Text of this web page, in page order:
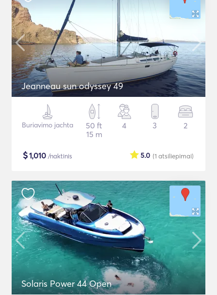
Jeanneau sun odyssey 49
Buriavimo jachta
50 ft
15 m
4 3 2
$1,010 /naktinis (1 atsiliepimai)
5.0
Solaris Power 44 Open